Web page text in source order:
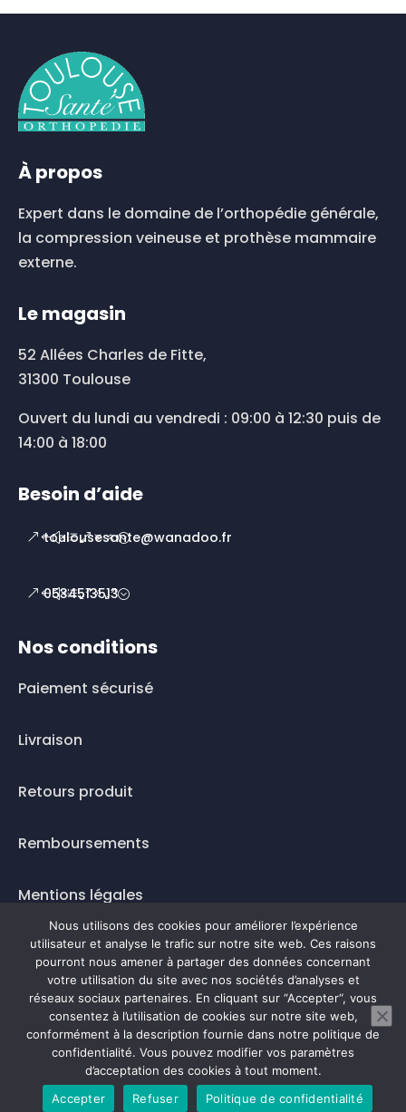
Prendre rendez-vous en ligne
plusieurs
options
peuvent
être
choisies
la
du
produit
À propos
Expert dans le domaine de l’orthopédie générale,
la compression veineuse et prothèse mammaire
externe.
Le magasin
52 Allées Charles de Fitte,
31300 Toulouse
Ouvert du lundi au vendredi : 09:00 à 12:30 puis de
14:00 à 18:00
Besoin d’aide
toulousesante@wanadoo.fr
0534513513
Nos conditions
Paiement sécurisé
Livraison
Retours produit
Remboursements
Mentions légales
Questions fréquentes
Mode de paiement
0
Nous utilisons des cookies pour améliorer l’expérience
utilisateur et analyse le trafic sur notre site web. Ces raisons
pourront nous amener à partager des données concernant
votre utilisation du site avec nos sociétés d’analyses et
réseaux sociaux partenaires. En cliquant sur “Accepter“, vous
consentez à l’utilisation de cookies sur notre site web,
conformément à la description fournie dans notre politique de
confidentialité. Vous pouvez modifier vos paramètres
d’acceptation des cookies à tout moment.
Accepter
Refuser Politique de confidentialité